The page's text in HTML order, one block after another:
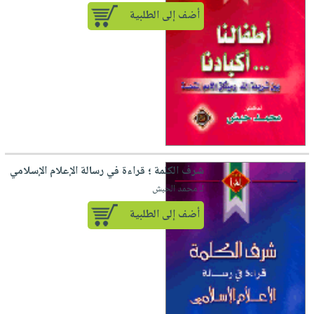
أضف إلى الطلبية
شرف الكلمة ؛ قراءة في رسالة الإعلام الإسلامي
لـ محمد الحبش
أضف إلى الطلبية